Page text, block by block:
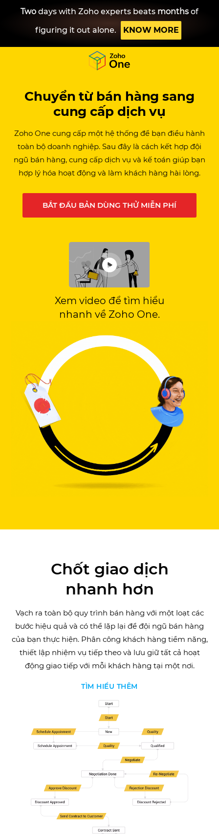
Two days with Zoho experts beats months of
figuring it out alone.
KNOW MORE
Chuyển từ bán hàng sang
cung cấp dịch vụ
Zoho One cung cấp một hệ thống để bạn điều hành
toàn bộ doanh nghiệp. Sau đây là cách kết hợp đội
ngũ bán hàng, cung cấp dịch vụ và kế toán giúp bạn
hợp lý hóa hoạt động và làm khách hàng hài lòng.
BẮT ĐẦU BẢN DÙNG THỬ MIỄN PHÍ
Xem video để tìm hiểu
nhanh về Zoho One.
Chốt giao dịch
nhanh hơn
Vạch ra toàn bộ quy trình bán hàng với một loạt các
bước hiệu quả và có thể lặp lại để đội ngũ bán hàng
của bạn thực hiện. Phân công khách hàng tiềm năng,
thiết lập nhiệm vụ tiếp theo và lưu giữ tất cả hoạt
động giao tiếp với mỗi khách hàng tại một nơi.
TÌM HIỂU THÊM